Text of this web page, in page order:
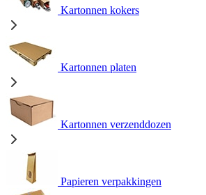
Kartonnen kokers
Kartonnen platen
Kartonnen verzenddozen
Papieren verpakkingen